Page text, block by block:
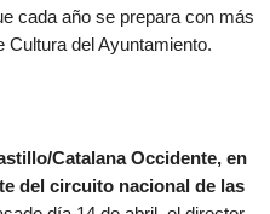
cada año se prepara con más
Cultura del Ayuntamiento.
Catalana Occidente, en
del circuito nacional de las